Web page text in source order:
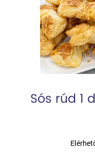
Sós rúd 1